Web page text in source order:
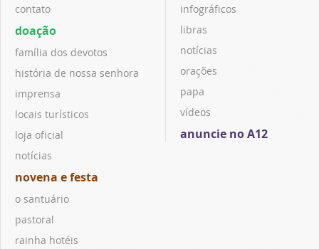
contato
doação
família dos devotos
história de nossa senhora
imprensa
locais turísticos
loja oficial
notícias
novena e festa
o santuário
pastoral
rainha hotéis
infográficos
libras
notícias
orações
papa
vídeos
anuncie no A12